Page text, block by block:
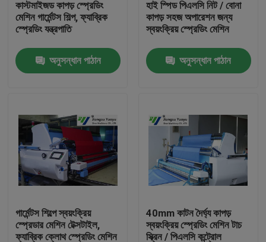
কারখানা ভ্রমণ
মান নিয়ন্ত্রণ
উদ্ধৃতির জন্য আবেদন
হাইড্রোলিক Die কাটন মেশিন
হাইড্রোলিক সুইং আর্ম কাটন মেশিন
কাস্টমাইজড কাপড় স্প্রেডিং
মেশিন গার্মেন্টস শিল্প, ফ্যাব্রিক
স্প্রেডিং যন্ত্রপাতি
অনুসন্ধান পাঠান
হাই স্পিড পিএলসি নিট / বোনা
কাপড় সহজ অপারেশন জন্য
স্বয়ংক্রিয় স্প্রেডিং মেশিন
অনুসন্ধান পাঠান
গার্মেন্টস শিল্পে স্বয়ংক্রিয়
স্প্রেডার মেশিন টেক্সটাইল,
ফ্যাব্রিক ক্লোথ স্প্রেডিং মেশিন
40mm কাটন দৈর্ঘ্য কাপড়
স্বয়ংক্রিয় স্প্রেডিং মেশিন টাচ
স্ক্রিন / পিএলসি কন্ট্রোল